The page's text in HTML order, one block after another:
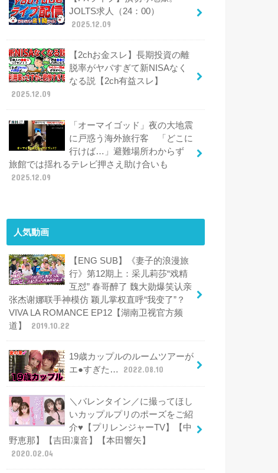
JOLTS求人（24：00）
2025.12.09
【2chお金スレ】長期投資の離
脱率がヤバすぎて新NISAなく
なる説【2ch有益スレ】
2025.12.09
「オーマイゴッド」夜の大地震
に戸惑う海外旅行客 「どこに
行けば…」避難場所わからず
旅館では揺れるテレビ押さえ助け合いも
2025.12.09
人気動画
【ENG SUB】《妻子的浪漫旅
行》第12期上：采儿莉莎“戏精
互怼” 春哥醉了 魏大勋爆笑认亲
张杰谢娜联手神模仿 颖儿掌权直呼“我变了”？
VIVA LA ROMANCE EP12【湖南卫视官方频
道】
2019.10.22
19歳カップルのルームツアーが
エ●すぎた…
2022.08.10
＼バレンタイン／に撮ってほし
いカップルプリのポーズをご紹
介♥【プリレンジャーTV】【中
野恵那】【吉田凜音】【本田響矢】
2020.02.04